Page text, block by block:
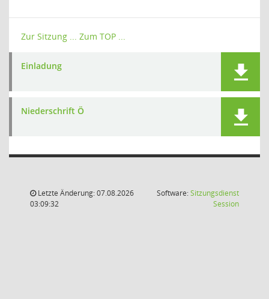
Zur Sitzung ... Zum TOP ...
Einladung
Niederschrift Ö
Letzte Änderung: 07.08.2026
03:09:32
Software:Sitzungsdienst
Session(Wird in